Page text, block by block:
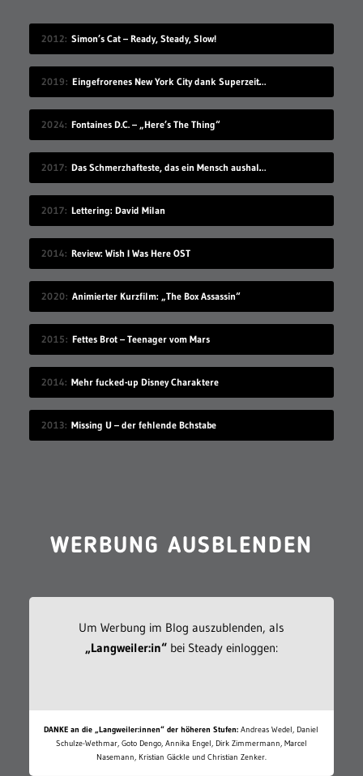
2012 Simon’s Cat – Ready, Steady, Slow!
2019 Eingefrorenes New York City dank Superzeitlupe
2024 Fontaines D.C. – „Here’s The Thing“
2017 Das Schmerzhafteste, das ein Mensch aushalten kann
2017 Lettering: David Milan
2014 Review: Wish I Was Here OST
2020 Animierter Kurzfilm: „The Box Assassin“
2015 Fettes Brot – Teenager vom Mars
2014 Mehr fucked-up Disney Charaktere
2013 Missing U – der fehlende Bchstabe
WERBUNG AUSBLENDEN
Um Werbung im Blog auszublenden, als
„Langweiler:in“bei Steady einloggen:
DANKE an die „Langweiler:innen“ der höheren Stufen: Andreas Wedel, Daniel
Schulze-Wethmar, Goto Dengo, Annika Engel, Dirk Zimmermann, Marcel
Nasemann, Kristian Gäckle und Christian Zenker.